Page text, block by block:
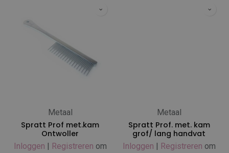
Metaal
Spratt Prof met.kam
Ontwoller
Inloggen | Registreren om
Metaal
Spratt Prof. met. kam
grof/ lang handvat
Inloggen | Registreren om